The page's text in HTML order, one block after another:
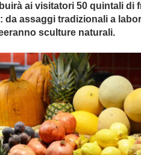
ai visitatori 50 quintali di
assaggi tradizionali a
sculture naturali.